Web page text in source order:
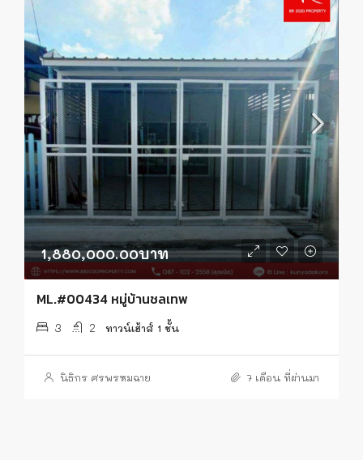
1,880,000.00บาท
ML.#00434 หมู่บ้านชลเทพ
3 2 ทาวน์เฮ้าส์ 1 ชั้น
นิธิกร ศรพรหมฉาย 7 เดือน ที่ผ่านมา